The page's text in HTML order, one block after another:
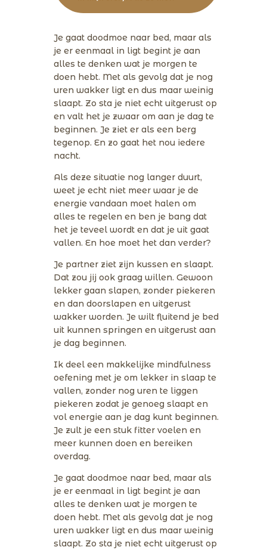
Je gaat doodmoe naar bed, maar als
je er eenmaal in ligt begint je aan
alles te denken wat je morgen te
doen hebt. Met als gevolg dat je nog
uren wakker ligt en dus maar weinig
slaapt. Zo sta je niet echt uitgerust op
en valt het je zwaar om aan je dag te
beginnen. Je ziet er als een berg
tegenop. En zo gaat het nou iedere
nacht.
Als deze situatie nog langer duurt,
weet je echt niet meer waar je de
energie vandaan moet halen om
alles te regelen en ben je bang dat
het je teveel wordt en dat je uit gaat
vallen. En hoe moet het dan verder?
Je partner ziet zijn kussen en slaapt.
Dat zou jij ook graag willen. Gewoon
lekker gaan slapen, zonder piekeren
en dan doorslapen en uitgerust
wakker worden. Je wilt fluitend je bed
uit kunnen springen en uitgerust aan
je dag beginnen.
Ik deel een makkelijke mindfulness
oefening met je om lekker in slaap te
vallen, zonder nog uren te liggen
piekeren zodat je genoeg slaapt en
vol energie aan je dag kunt beginnen.
Je zult je een stuk fitter voelen en
meer kunnen doen en bereiken
overdag.
Je gaat doodmoe naar bed, maar als
je er eenmaal in ligt begint je aan
alles te denken wat je morgen te
doen hebt. Met als gevolg dat je nog
uren wakker ligt en dus maar weinig
slaapt. Zo sta je niet echt uitgerust op